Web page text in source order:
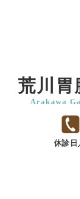
荒川胃
Arakawa
休診日